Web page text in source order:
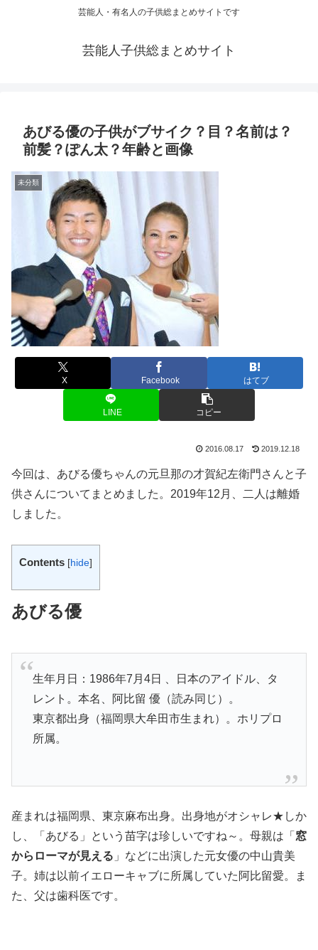
芸能人・有名人の子供総まとめサイトです
芸能人子供総まとめサイト
あびる優の子供がブサイク？目？名前は？
前髪？ぽん太？年齢と画像
未分類
X Facebook はてブ
LINE コピー
2016.08.17 2019.12.18
今回は、あびる優ちゃんの元旦那の才賀紀左衛門さんと子
供さんについてまとめました。2019年12月、二人は離婚
しました。
Contents [hide]
あびる優
生年月日：1986年7月4日 、日本のアイドル、タ
レント。本名、阿比留 優（読み同じ）。
東京都出身（福岡県大牟田市生まれ）。ホリプロ
所属。
産まれは福岡県、東京麻布出身。出身地がオシャレ★しか
し、「あびる」という苗字は珍しいですね～。母親は「 窓
からローマが見える 」などに出演した元女優の中山貴美
子。姉は以前イエローキャブに所属していた阿比留愛。ま
た、父は歯科医です。